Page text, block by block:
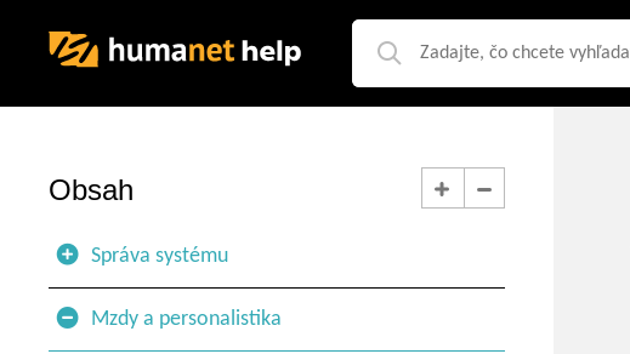
Obsah
Správa systému
Mzdy a personalistika